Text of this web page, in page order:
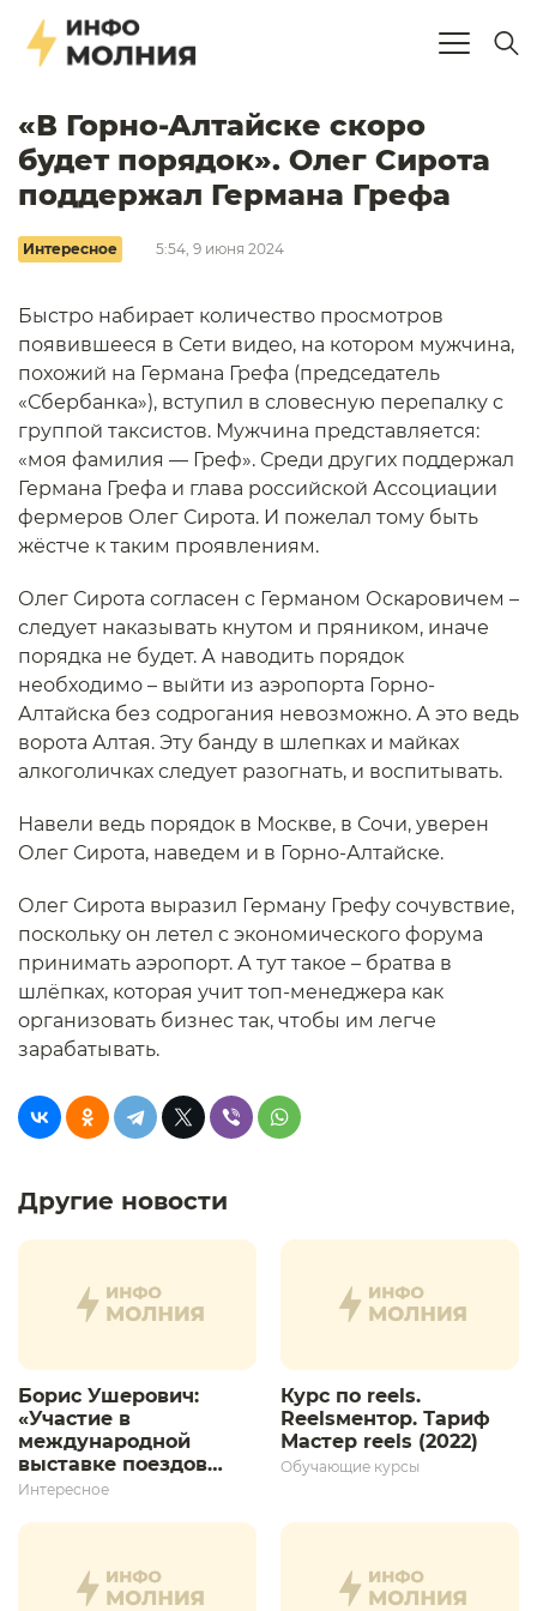
«В Горно-Алтайске скоро
будет порядок». Олег Сирота
поддержал Германа Грефа
Интересное 5:54, 9 июня 2024
Быстро набирает количество просмотров
появившееся в Сети видео, на котором мужчина,
похожий на Германа Грефа (председатель
«Сбербанка»), вступил в словесную перепалку с
группой таксистов. Мужчина представляется:
«моя фамилия — Греф». Среди других поддержал
Германа Грефа и глава российской Ассоциации
фермеров Олег Сирота. И пожелал тому быть
жёстче к таким проявлениям.
Олег Сирота согласен с Германом Оскаровичем –
следует наказывать кнутом и пряником, иначе
порядка не будет. А наводить порядок
необходимо – выйти из аэропорта Горно-
Алтайска без содрогания невозможно. А это ведь
ворота Алтая. Эту банду в шлепках и майках
алкоголичках следует разогнать, и воспитывать.
Навели ведь порядок в Москве, в Сочи, уверен
Олег Сирота, наведем и в Горно-Алтайске.
Олег Сирота выразил Герману Грефу сочувствие,
поскольку он летел с экономического форума
принимать аэропорт. А тут такое – братва в
шлёпках, которая учит топ-менеджера как
организовать бизнес так, чтобы им легче
зарабатывать.
Другие новости
Борис Ушерович:
«Участие в
международной
выставке поездов
дает толчок для
развития»
Интересное
Курс по reels.
Reelsментор. Тариф
Мастер reels (2022)
Обучающие курсы